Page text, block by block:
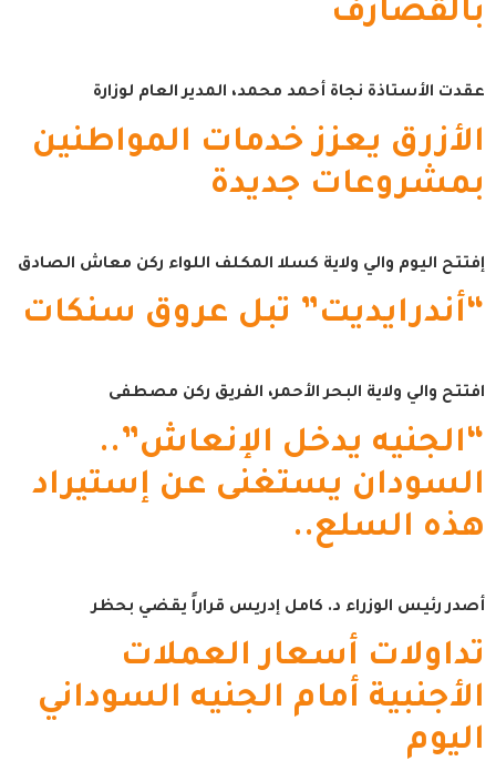
بالقضارف
عقدت الأستاذة نجاة أحمد محمد، المدير العام لوزارة
الأزرق يعزز خدمات المواطنين
بمشروعات جديدة
إفتتح اليوم والي ولاية كسلا المكلف اللواء ركن معاش الصادق
“أندرايديت” تبل عروق سنكات
افتتح والي ولاية البحر الأحمر، الفريق ركن مصطفى
“الجنيه يدخل الإنعاش”..
السودان يستغنى عن إستيراد
هذه السلع..
أصدر رئيس الوزراء د. كامل إدريس قراراً يقضي بحظر
تداولات أسعار العملات
الأجنبية أمام الجنيه السوداني
اليوم